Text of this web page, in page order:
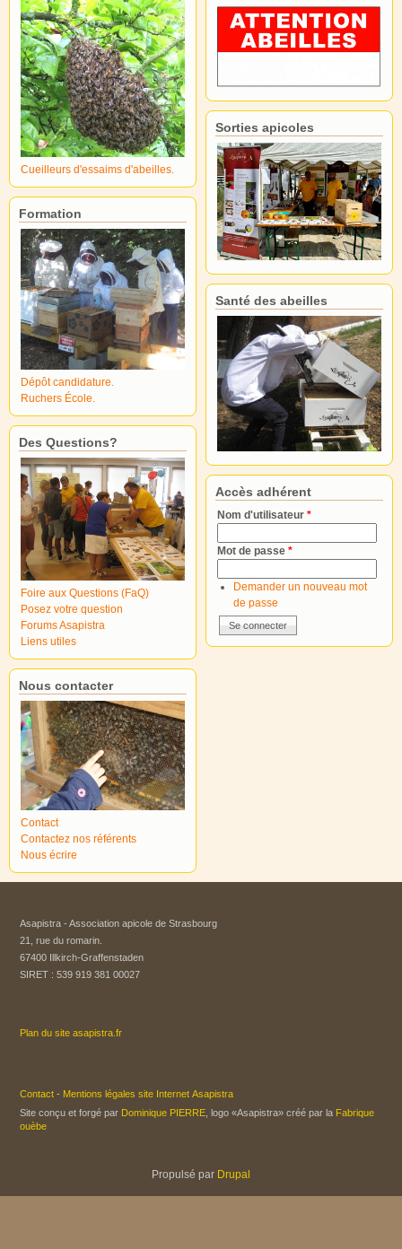
Cueilleurs d'essaims d'abeilles.
Formation
Dépôt candidature.
Ruchers École.
Des Questions?
Foire aux Questions (FaQ)
Posez votre question
Forums Asapistra
Liens utiles
Nous contacter
Contact
Contactez nos référents
Nous écrire
Sorties apicoles
Santé des abeilles
Accès adhérent
Nom d'utilisateur *
Mot de passe *
Demander un nouveau mot
de passe
Asapistra - Association apicole de Strasbourg​
21, rue du romarin.
67400 Illkirch-Graffenstaden
SIRET : 539 919 381 00027
Plan du site asapistra.fr
Contact - Mentions légales site Internet Asapistra
Site conçu et forgé par Dominique PIERRE , logo «Asapistra» créé par la Fabrique
ouèbe
Propulsé par Drupal